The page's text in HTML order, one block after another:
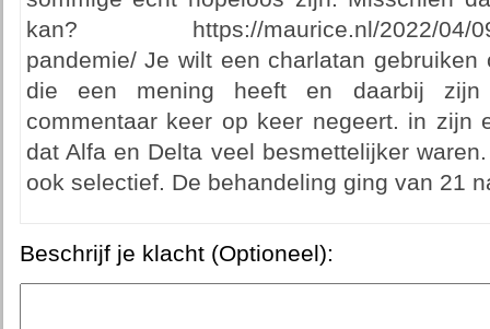
kan? https://maurice.nl/2022/04/09/
pandemie/ Je wilt een charlatan
die een mening heeft en daarbij zijn
commentaar keer op keer negeert. in zijn
dat Alfa en Delta veel besmettelijker
ook selectief. De behandeling ging van 21
Beschrijf je klacht (Optioneel):